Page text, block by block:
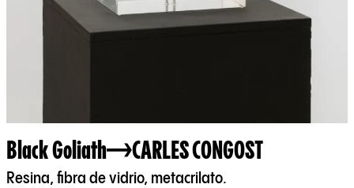
Black Goliath CARLES CONGOST
Resina, fibra de vidrio, metacrilato.